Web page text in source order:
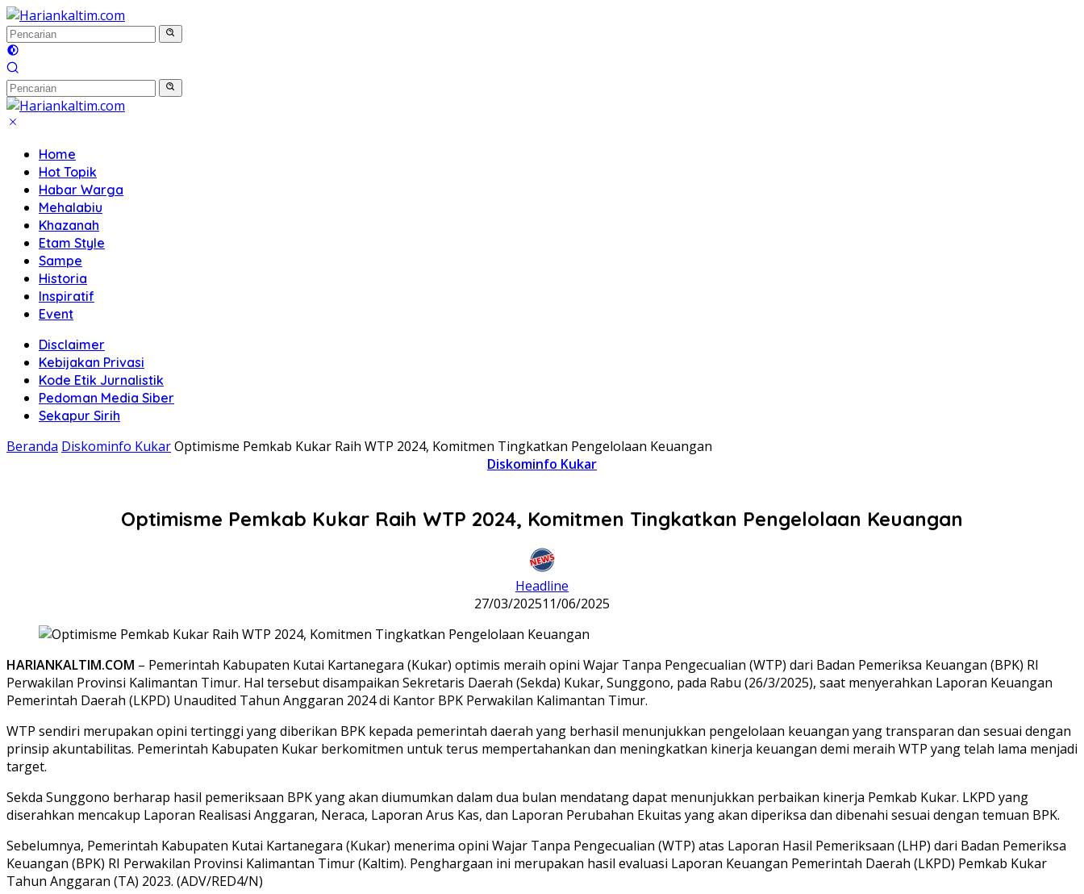
Langsung
ke
konten
Home
Hot Topik
Habar Warga
Mehalabiu
Khazanah
Etam Style
Sampe
Historia
Inspiratif
Event
Disclaimer
Kebijakan Privasi
Kode Etik Jurnalistik
Pedoman Media Siber
Sekapur Sirih
Beranda Diskominfo KukarOptimisme Pemkab Kukar Raih WTP 2024, Komitmen Tingkatkan Pengelolaan Keuangan
Diskominfo Kukar
Optimisme Pemkab Kukar Raih WTP 2024, Komitmen Tingkatkan Pengelolaan Keuangan
Headline
27/03/202511/06/2025
HARIANKALTIM.COM – Pemerintah Kabupaten Kutai Kartanegara (Kukar) optimis meraih opini Wajar Tanpa Pengecualian (WTP) dari Badan Pemeriksa Keuangan (BPK) RI
Perwakilan Provinsi Kalimantan Timur. Hal tersebut disampaikan Sekretaris Daerah (Sekda) Kukar, Sunggono, pada Rabu (26/3/2025), saat menyerahkan Laporan Keuangan
Pemerintah Daerah (LKPD) Unaudited Tahun Anggaran 2024 di Kantor BPK Perwakilan Kalimantan Timur.
WTP sendiri merupakan opini tertinggi yang diberikan BPK kepada pemerintah daerah yang berhasil menunjukkan pengelolaan keuangan yang transparan dan sesuai dengan
prinsip akuntabilitas. Pemerintah Kabupaten Kukar berkomitmen untuk terus mempertahankan dan meningkatkan kinerja keuangan demi meraih WTP yang telah lama menjadi
target.
Sekda Sunggono berharap hasil pemeriksaan BPK yang akan diumumkan dalam dua bulan mendatang dapat menunjukkan perbaikan kinerja Pemkab Kukar. LKPD yang
diserahkan mencakup Laporan Realisasi Anggaran, Neraca, Laporan Arus Kas, dan Laporan Perubahan Ekuitas yang akan diperiksa dan dibenahi sesuai dengan temuan BPK.
Sebelumnya, Pemerintah Kabupaten Kutai Kartanegara (Kukar) menerima opini Wajar Tanpa Pengecualian (WTP) atas Laporan Hasil Pemeriksaan (LHP) dari Badan Pemeriksa
Keuangan (BPK) RI Perwakilan Provinsi Kalimantan Timur (Kaltim). Penghargaan ini merupakan hasil evaluasi Laporan Keuangan Pemerintah Daerah (LKPD) Pemkab Kukar
Tahun Anggaran (TA) 2023. (ADV/RED4/N)